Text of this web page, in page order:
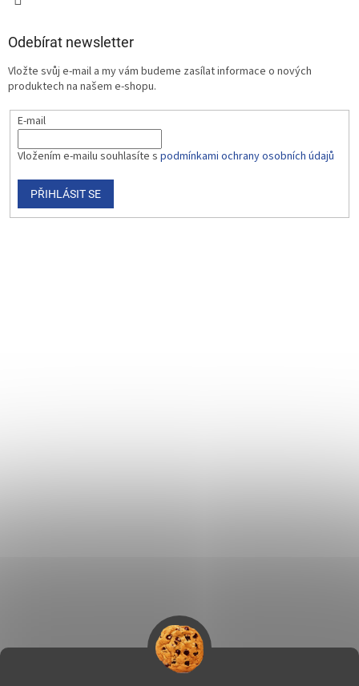
Odebírat newsletter
Vložte svůj e-mail a my vám budeme zasílat informace o nových
produktech na našem e-shopu.
E-mail
Vložením e-mailu souhlasíte s podmínkami ochrany osobních údajů
PŘIHLÁSIT SE